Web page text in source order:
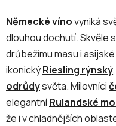
Německé vínovyniká
dlouhou dochutí. Skvěle
drůbežímu masu i
ikonickýRiesling rýnský
odrůdysvěta. Milovníci
elegantníRulandské
že i v chladnějších